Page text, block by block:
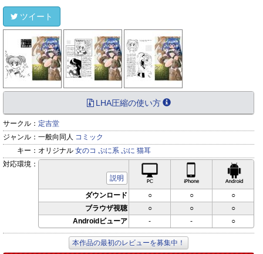
ツイート
LHA圧縮の使い方
サークル： 定吉堂
ジャンル： 一般向同人 コミック
キー： オリジナル 女のコ ぷに系 ぷに 猫耳
対応環境：
説明
iPhone対応
ダウンロード ○ ○
○
ブラウザ視聴
○ ○
○
Androidビューア
- - ○
本作品の最初のレビューを募集中！